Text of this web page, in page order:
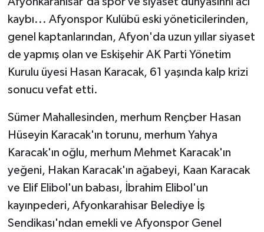
kaybı... Afyonspor Kulübü eski yöneticilerinden,
genel kaptanlarından, Afyon'da uzun yıllar siyaset
de yapmış olan ve Eskişehir AK Parti Yönetim
Kurulu üyesi Hasan Karacak, 61 yaşında kalp krizi
sonucu vefat etti.
Sümer Mahallesinden, merhum Rençber Hasan
Hüseyin Karacak'ın torunu, merhum Yahya
Karacak'ın oğlu, merhum Mehmet Karacak'ın
yeğeni, Hakan Karacak'ın ağabeyi, Kaan Karacak
ve Elif Elibol'un babası, İbrahim Elibol'un
kayınpederi, Afyonkarahisar Belediye İş
Sendikası'ndan emekli ve Afyonspor Genel